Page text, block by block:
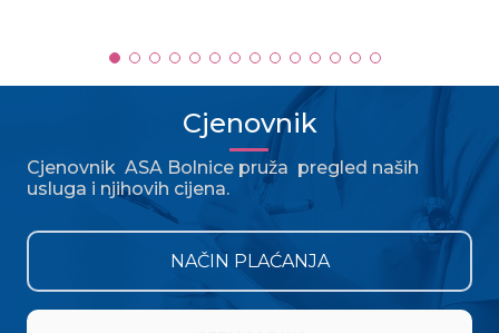
Cjenovnik
Cjenovnik ASA Bolnice pruža pregled naših
usluga i njihovih cijena.
NAČIN PLAĆANJA